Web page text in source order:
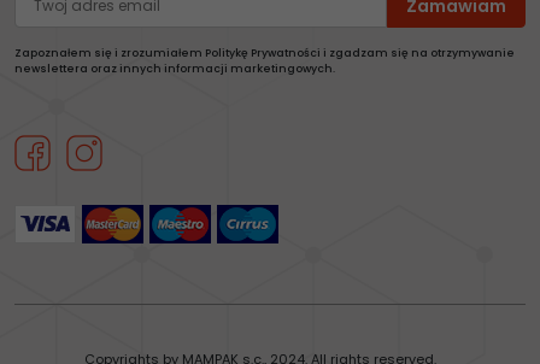
Zapoznałem się i zrozumiałem Politykę Prywatności i zgadzam się na otrzymywanie
newslettera oraz innych informacji marketingowych.
Copyrights by MAMPAK s.c., 2024. All rights reserved.